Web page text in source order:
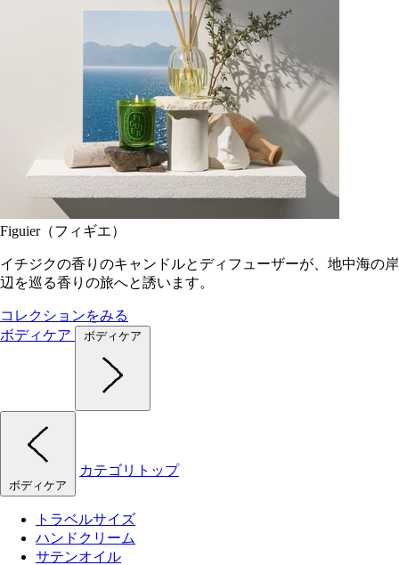
Figuier（フィギエ）
イチジクの香りのキャンドルとディフューザーが、地中海の岸
辺を巡る香りの旅へと誘います。
コレクションをみる
ボディケア
ボディケア
ボディケア
カテゴリトップ
トラベルサイズ
ハンドクリーム
サテンオイル